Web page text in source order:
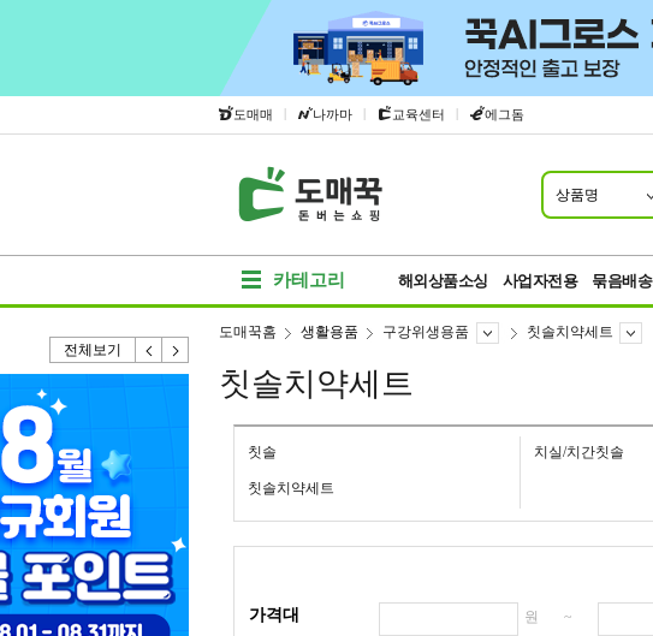
도매매 | 나까마 | 교육센터 | 에그돔
상품명
카테고리 해외상품소싱 사업자전용 묶음배송
전체보기
도매꾹홈 생활용품 구강위생용품 칫솔치약세트
칫솔치약세트
칫솔 치실/치간칫솔
칫솔치약세트
가격대 원 ~